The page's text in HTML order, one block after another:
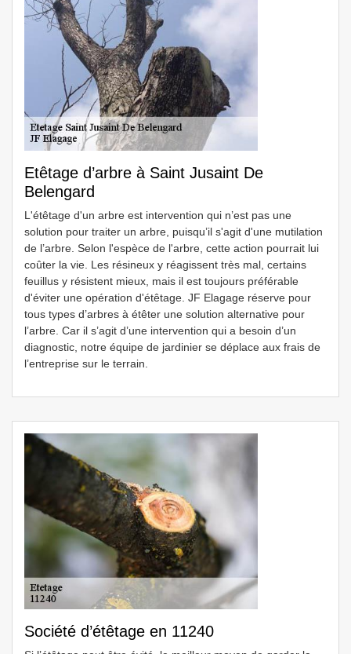
Etêtage d’arbre à Saint Jusaint De
Belengard
L'étêtage d'un arbre est intervention qui n’est pas une
solution pour traiter un arbre, puisqu’il s'agit d'une mutilation
de l’arbre. Selon l'espèce de l'arbre, cette action pourrait lui
coûter la vie. Les résineux y réagissent très mal, certains
feuillus y résistent mieux, mais il est toujours préférable
d'éviter une opération d'étêtage. JF Elagage réserve pour
tous types d’arbres à étêter une solution alternative pour
l’arbre. Car il s’agit d’une intervention qui a besoin d’un
diagnostic, notre équipe de jardinier se déplace aux frais de
l’entreprise sur le terrain.
Société d’étêtage en 11240